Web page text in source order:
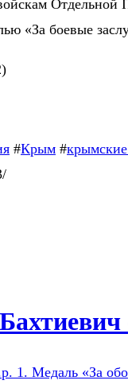
Отдельной
«За боевые
#Крым #
1. Медаль «За